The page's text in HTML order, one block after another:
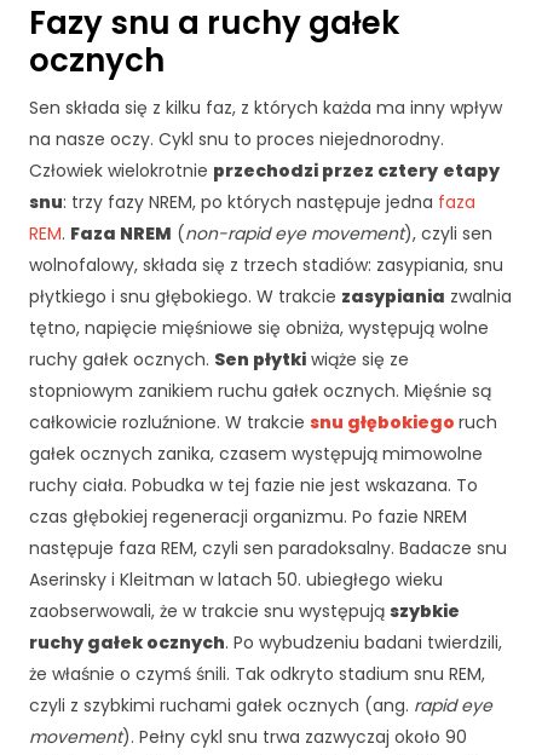
Fazy snu a ruchy gałek
ocznych
Sen składa się z kilku faz, z których każda ma inny wpływ
na nasze oczy. Cykl snu to proces niejednorodny.
Człowiek wielokrotnie przechodzi przez cztery etapy
snu: trzy fazy NREM, po których następuje jedna faza
REM. Faza NREM (non-rapid eye movement), czyli sen
wolnofalowy, składa się z trzech stadiów: zasypiania, snu
płytkiego i snu głębokiego. W trakcie zasypiania zwalnia
tętno, napięcie mięśniowe się obniża, występują wolne
ruchy gałek ocznych. Sen płytki wiąże się ze
stopniowym zanikiem ruchu gałek ocznych. Mięśnie są
całkowicie rozluźnione. W trakcie snu głębokiego ruch
gałek ocznych zanika, czasem występują mimowolne
ruchy ciała. Pobudka w tej fazie nie jest wskazana. To
czas głębokiej regeneracji organizmu. Po fazie NREM
następuje faza REM, czyli sen paradoksalny. Badacze snu
Aserinsky i Kleitman w latach 50. ubiegłego wieku
zaobserwowali, że w trakcie snu występują szybkie
ruchy gałek ocznych. Po wybudzeniu badani twierdzili,
że właśnie o czymś śnili. Tak odkryto stadium snu REM,
czyli z szybkimi ruchami gałek ocznych (ang. rapid eye
movement). Pełny cykl snu trwa zazwyczaj około 90